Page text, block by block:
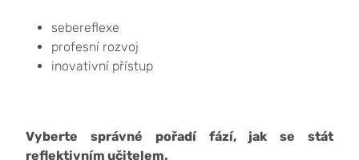
sebereflexe
profesní rozvoj
inovativní přístup
Vyberte správné pořadí fází, jak se stát
reflektivním učitelem.